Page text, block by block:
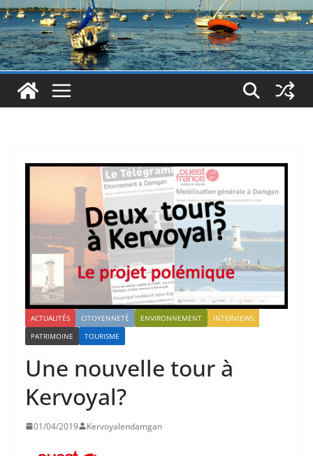
ACTUALITÉS CITOYENNETÉ ENVIRONNEMENT
INTERVIEWS
PATRIMOINE
TOURISME
Une nouvelle tour à
Kervoyal?
01/04/2019 Kervoyalendamgan